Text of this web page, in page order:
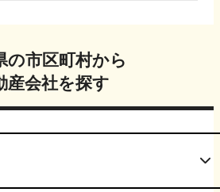
の市区町村から
産会社を探す